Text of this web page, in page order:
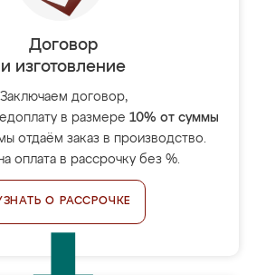
Договор
и изготовление
Заключаем договор,
в размере 10% от суммы
отдаём заказ в производство.
оплата в рассрочку без %.
О РАССРОЧКЕ